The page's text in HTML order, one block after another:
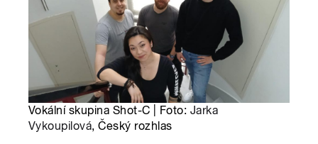
Vokální skupina Shot-C | Foto: Jarka
Vykoupilová, Český rozhlas